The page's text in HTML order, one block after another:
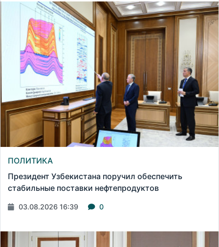
ПОЛИТИКА
Президент Узбекистана поручил обеспечить
стабильные поставки нефтепродуктов
03.08.2026 16:39 0